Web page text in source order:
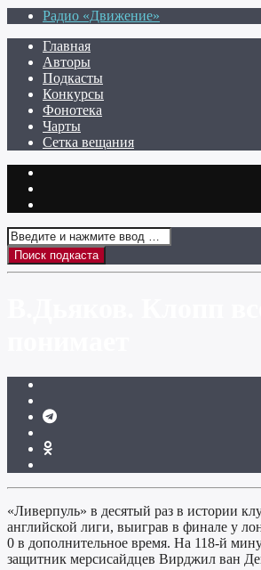
Радио «Движение»
Главная
Авторы
Подкасты
Конкурсы
Фонотека
Чарты
Сетка вещания
«Ливерпуль» в десятый раз в истории
английской лиги, выиграв в финале у
0 в дополнительное время. На 118-й
защитник мерсисайдцев Вирджил ван